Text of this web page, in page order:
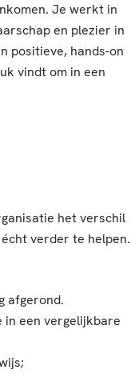
Je werkt in
en plezier in
positieve, hands-on
vindt om in een
het verschil
verder te helpen.
afgerond.
in een vergelijkbare